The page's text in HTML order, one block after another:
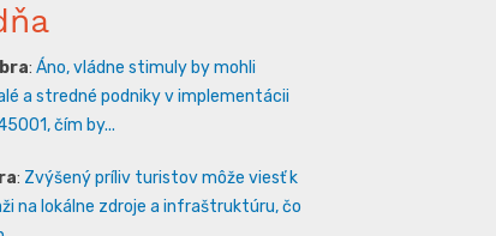
: Áno, vládne stimuly by mohli
a stredné podniky v implementácii
čím by...
: Zvýšený príliv turistov môže viesť k
na lokálne zdroje a infraštruktúru, čo